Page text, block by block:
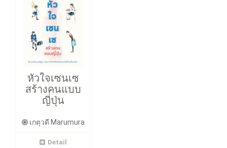
หัวใจเซนเซ
สร้างคนแบบ
ญี่ปุ่น
เกตุวดี Marumura
Detail